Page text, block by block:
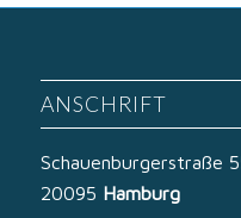
ANSCHRIFT
Schauenburgerstraße
20095 Hamburg